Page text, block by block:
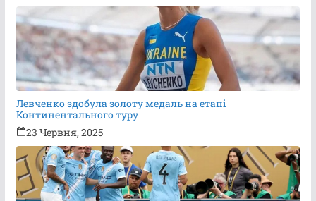
Левченко здобула золоту медаль на етапі
Континентального туру
23 Червня, 2025